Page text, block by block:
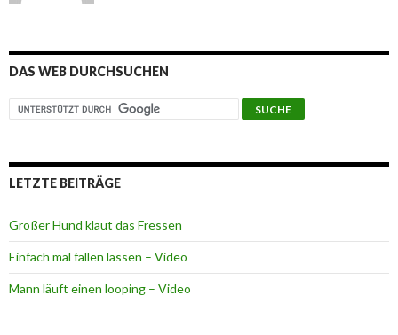
DAS WEB DURCHSUCHEN
LETZTE BEITRÄGE
Großer Hund klaut das Fressen
Einfach mal fallen lassen – Video
Mann läuft einen looping – Video